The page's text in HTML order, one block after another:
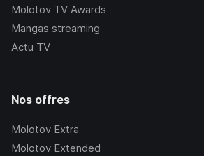
Molotov TV Awards
Mangas streaming
Actu TV
Nos offres
Molotov Extra
Molotov Extended